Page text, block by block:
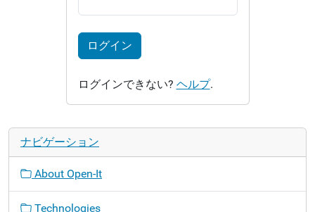
ログイン
ログインできない? ヘルプ.
ナビゲーション
About Open-It
Technologies